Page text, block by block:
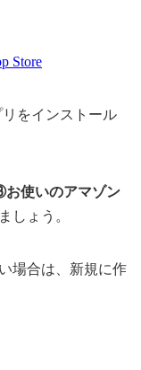
Store
リをインストール
使いのアマゾン
しょう。
場合は、新規に作